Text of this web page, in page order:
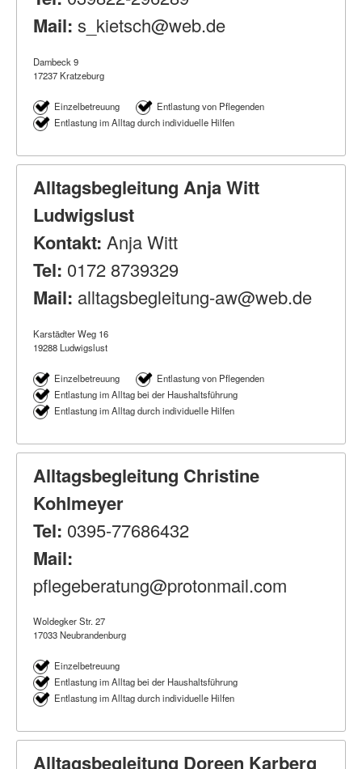
Mail: s_kietsch@web.de
Dambeck 9
17237 Kratzeburg
Einzelbetreuung
Entlastung von Pflegenden
Entlastung im Alltag durch individuelle Hilfen
Alltagsbegleitung Anja Witt
Ludwigslust
Kontakt: Anja Witt
Tel: 0172 8739329
Mail: alltagsbegleitung-aw@web.de
Karstädter Weg 16
19288 Ludwigslust
Einzelbetreuung
Entlastung von Pflegenden
Entlastung im Alltag bei der Haushaltsführung
Entlastung im Alltag durch individuelle Hilfen
Alltagsbegleitung Christine
Kohlmeyer
Tel: 0395-77686432
Mail:
pflegeberatung@protonmail.com
Woldegker Str. 27
17033 Neubrandenburg
Einzelbetreuung
Entlastung im Alltag bei der Haushaltsführung
Entlastung im Alltag durch individuelle Hilfen
Alltagsbegleitung Doreen Karberg